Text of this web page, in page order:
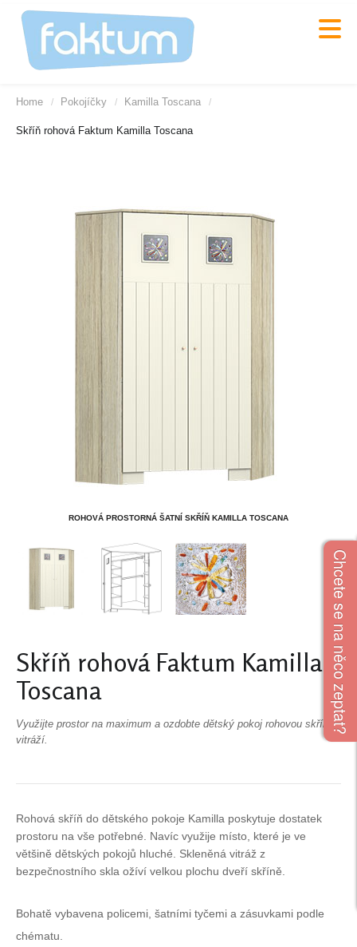
Home / Pokojíčky / Kamilla Toscana /
Skříň rohová Faktum Kamilla Toscana
ROHOVÁ PROSTORNÁ ŠATNÍ SKŘÍŇ KAMILLA TOSCANA
Skříň rohová Faktum Kamilla
Toscana
Využijte prostor na maximum a ozdobte dětský pokoj rohovou skříní s
vitráží.
Rohová skříň do dětského pokoje Kamilla poskytuje dostatek
prostoru na vše potřebné. Navíc využije místo, které je ve
většině dětských pokojů hluché. Skleněná vitráž z
bezpečnostního skla ožíví velkou plochu dveří skříně.
Bohatě vybavena policemi, šatními tyčemi a zásuvkami podle
chématu.
Chcete se na něco zeptat?